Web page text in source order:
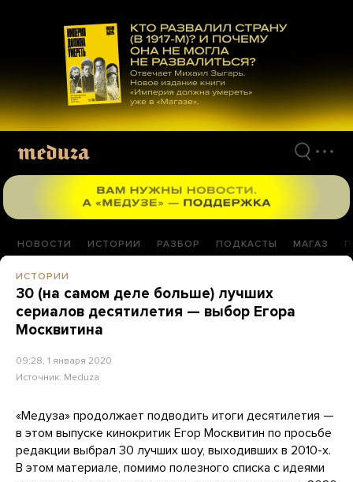
материалам
НОВОСТИ ИСТОРИИ РАЗБОР ПОДКАСТЫ МАГАЗ
ИСТОРИИ
30 (на самом деле больше) лучших
сериалов десятилетия — выбор Егора
Москвитина
09:28, 1 января 2020
Источник: Meduza
«Медуза» продолжает подводить итоги десятилетия —
в этом выпуске кинокритик Егор Москвитин по просьбе
редакции выбрал 30 лучших шоу, выходивших в 2010-х.
В этом материале, помимо полезного списка с идеями